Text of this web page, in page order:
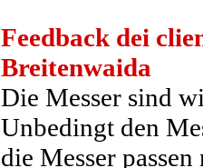
Feedback dei
Breitenwaida
Die Messer sind
Unbedingt den
die Messer